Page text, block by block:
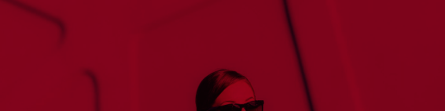
SARÀ AMORE A PRIMA VISTA:
SCARICA LA NOSTRA APP